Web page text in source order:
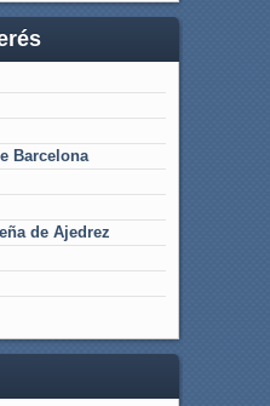
Barcelona
de Ajedrez